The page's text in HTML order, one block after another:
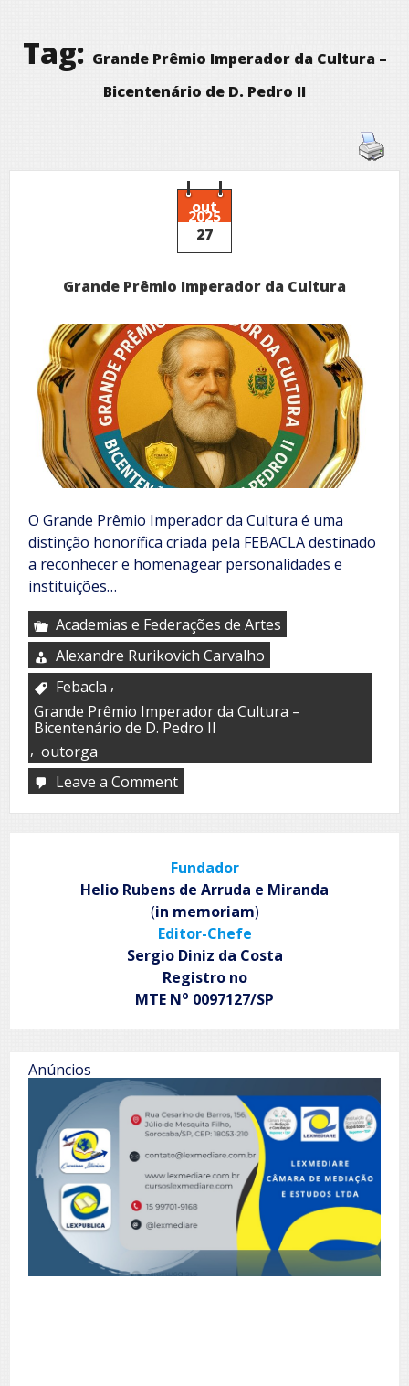
Tag: Grande Prêmio Imperador da Cultura –
Bicentenário de D. Pedro II
out
2025
27
Grande Prêmio Imperador da Cultura
O Grande Prêmio Imperador da Cultura é uma
distinção honorífica criada pela FEBACLA destinado
a reconhecer e homenagear personalidades e
instituições…
Academias e Federações de Artes
Alexandre Rurikovich Carvalho
Febacla ,
Grande Prêmio Imperador da Cultura –
Bicentenário de D. Pedro II
, outorga
Leave a Commenton
Prêmio
Cultura
Fundador
Helio Rubens de Arruda e Miranda
(in memoriam)
Editor-Chefe
Sergio Diniz da Costa
Registro no
MTE No 0097127/SP
Anúncios